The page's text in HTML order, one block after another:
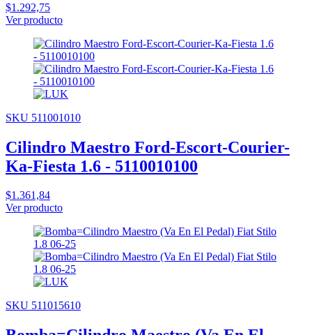
$1.292,75
Ver producto
SKU 511001010
Cilindro Maestro Ford-Escort-Courier-
Ka-Fiesta 1.6 - 5110010100
$1.361,84
Ver producto
SKU 511015610